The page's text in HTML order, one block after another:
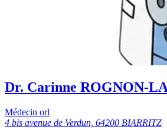
Dr. Carinne ROGNON-
Médecin orl
4 bis avenue de Verdun, 64200 BIARRITZ